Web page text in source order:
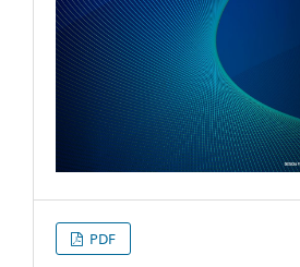
PDF